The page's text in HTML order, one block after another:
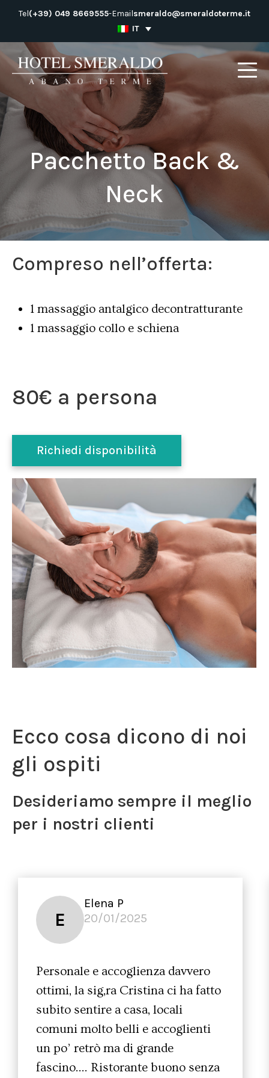
Salta
contenuto
Tel(+39) 049 8669555-Emailsmeraldo@smeraldoterme.it
IT
Pacchetto Back &
Neck
Compreso nell’offerta:
1 massaggio antalgico decontratturante
1 massaggio collo e schiena
80€ a persona
Richiedi disponibilità
Ecco cosa dicono di noi
gli ospiti
Desideriamo sempre il meglio
per i nostri clienti
E
Elena P
20/01/2025
Personale e accoglienza davvero
ottimi, la sig,ra Cristina ci ha fatto
subito sentire a casa, locali
comuni molto belli e accoglienti
un po’ retrò ma di grande
fascino…. Ristorante buono senza